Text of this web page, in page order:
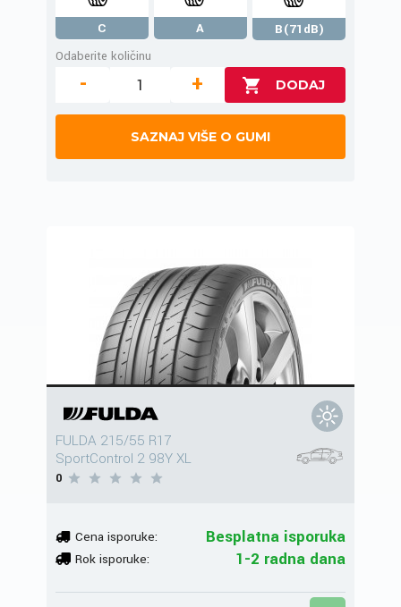
C A
B(71dB)
Odaberite količinu
- +
SAZNAJ VIŠE O GUMI
FULDA 215/55 R17
SportControl 2 98Y XL
0
Cena isporuke: Besplatna isporuka
Rok isporuke: 1-2 radna dana